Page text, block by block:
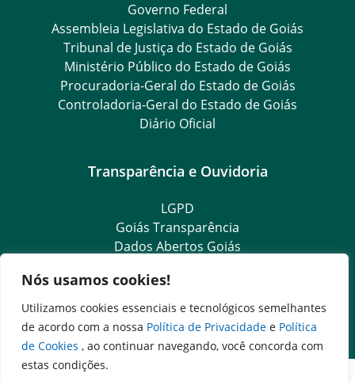
Nós usamos cookies!
Utilizamos cookies essenciais e tecnológicos semelhantes
de acordo com a nossa Política de Privacidade e Política
de Cookies , ao continuar navegando, você concorda com
estas condições.
Governo Federal
Assembleia Legislativa do Estado de Goiás
Tribunal de Justiça do Estado de Goiás
Ministério Público do Estado de Goiás
Procuradoria-Geral do Estado de Goiás
Controladoria-Geral do Estado de Goiás
Diário Oficial
Transparência e Ouvidoria
LGPD
Goiás Transparência
Dados Abertos Goiás
SIC – Serviço de Informação ao Cidadão
Ouvidoria Setorial (Expresso)
Ouvidoria Setorial (Presencial)